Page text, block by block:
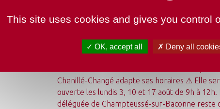
Chenillé-Changé adapte ses horaires ⚠ Elle
ouverte les lundis 3, 10 et 17 août de 9h à 12h.
déléguée de Champteussé-sur-Baconne reste
This site uses cookies and gives you control
OK, accept all Deny all